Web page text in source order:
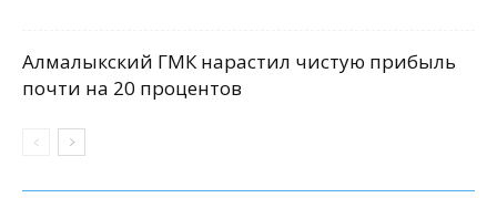
Алмалыкский ГМК нарастил чистую прибыль
почти на 20 процентов